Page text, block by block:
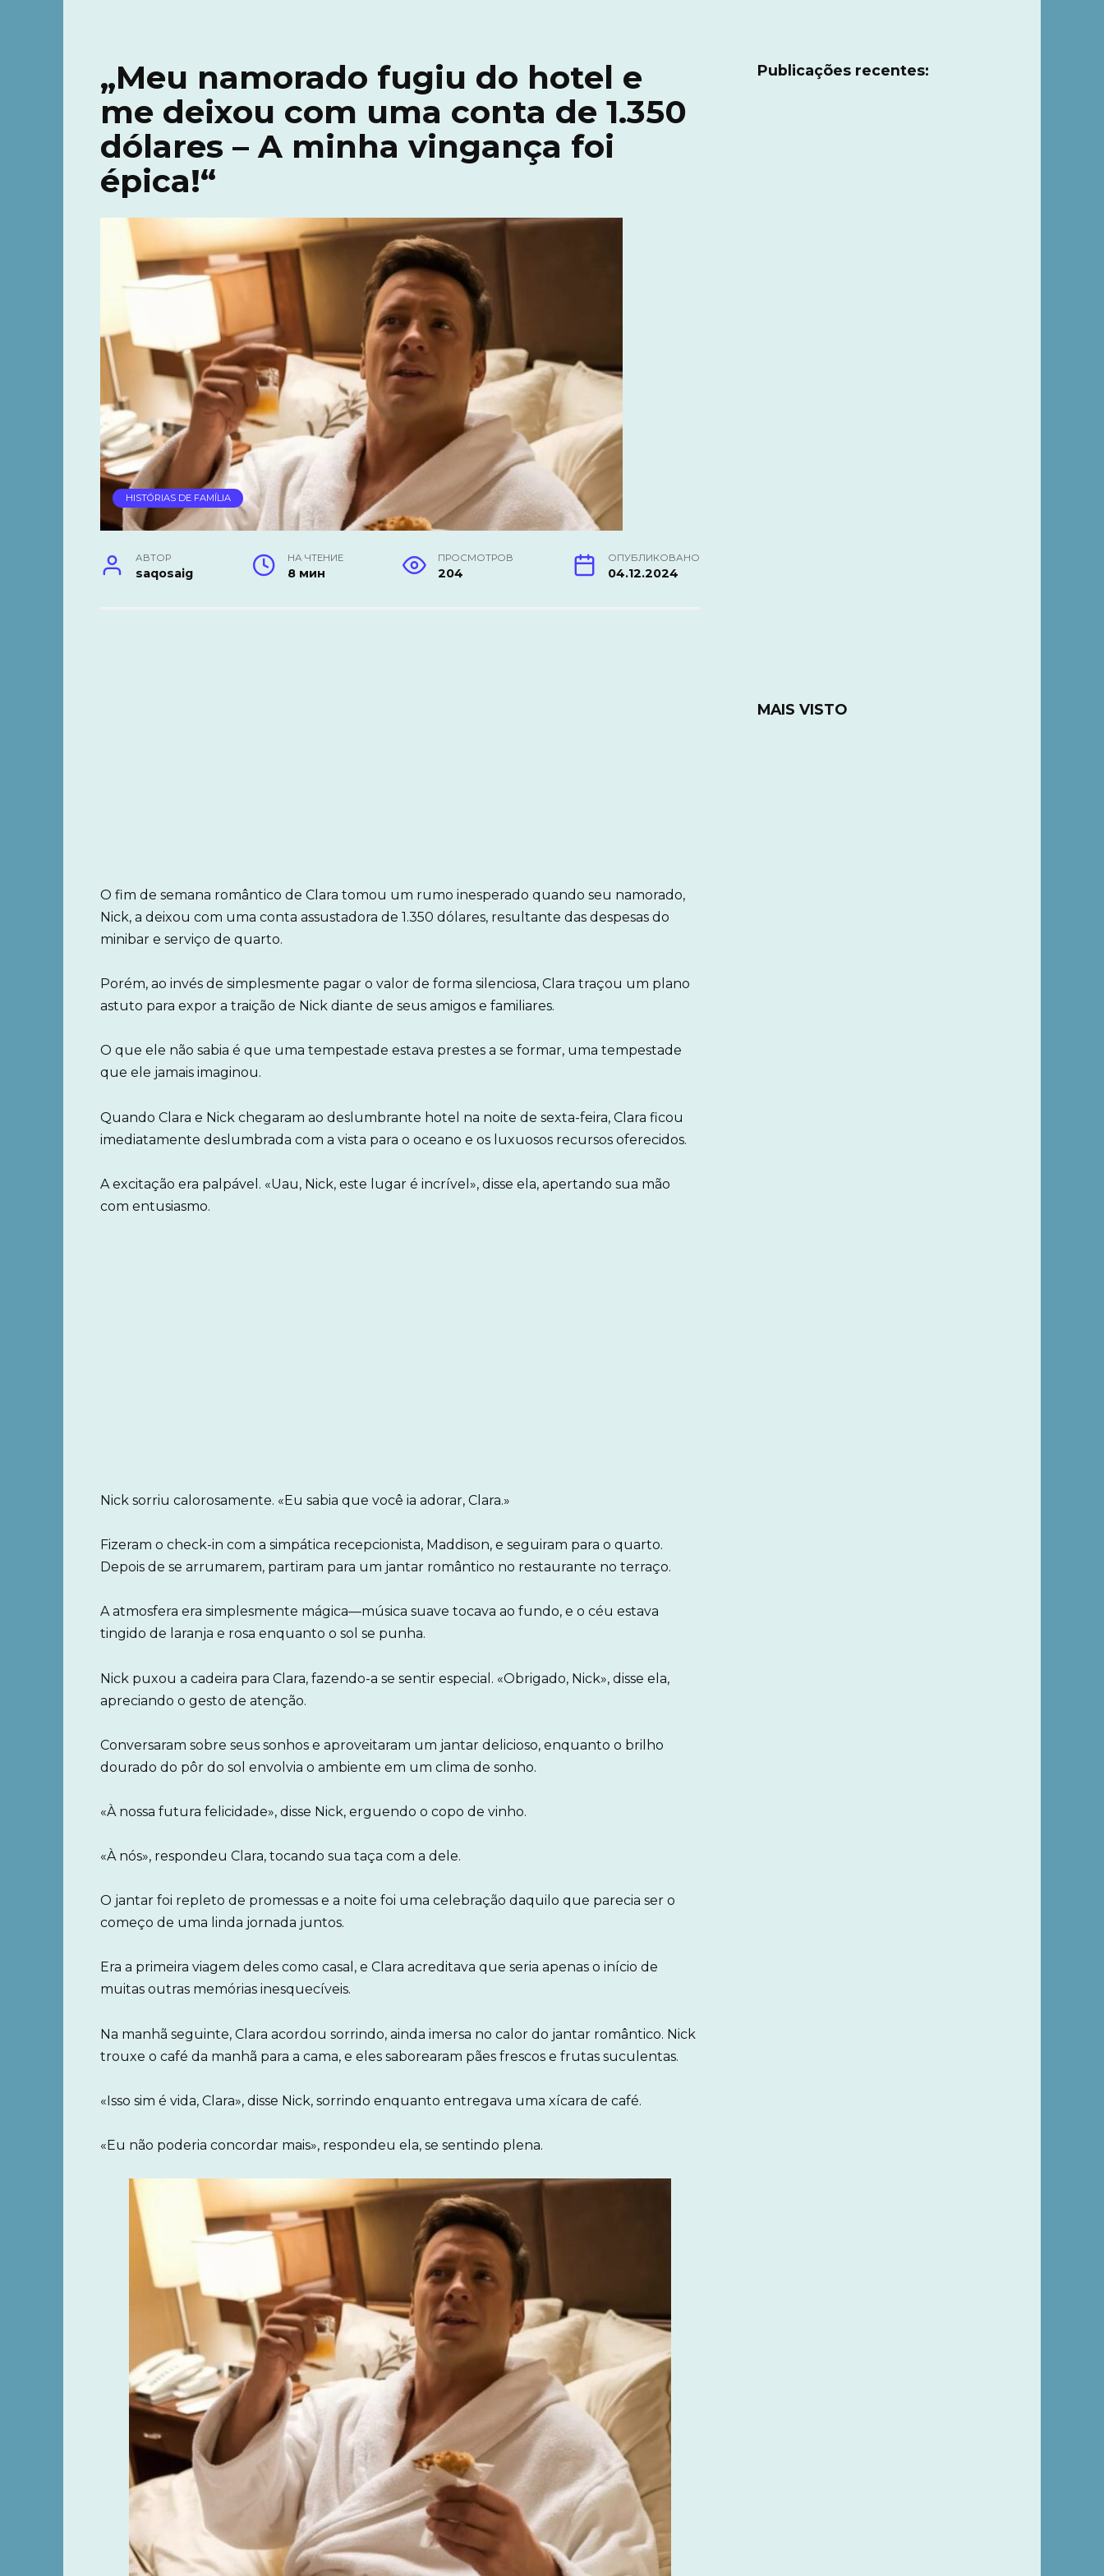
„Meu namorado fugiu do hotel e
me deixou com uma conta de 1.350
dólares – A minha vingança foi
épica!“
HISTÓRIAS DE FAMÍLIA
АВТОР
saqosaig
НА ЧТЕНИЕ
8 мин
ПРОСМОТРОВ
204
ОПУБЛИКОВАНО
04.12.2024
O fim de semana romântico de Clara tomou um rumo inesperado quando seu namorado,
Nick, a deixou com uma conta assustadora de 1.350 dólares, resultante das despesas do
minibar e serviço de quarto.
Porém, ao invés de simplesmente pagar o valor de forma silenciosa, Clara traçou um plano
astuto para expor a traição de Nick diante de seus amigos e familiares.
O que ele não sabia é que uma tempestade estava prestes a se formar, uma tempestade
que ele jamais imaginou.
Quando Clara e Nick chegaram ao deslumbrante hotel na noite de sexta-feira, Clara ficou
imediatamente deslumbrada com a vista para o oceano e os luxuosos recursos oferecidos.
A excitação era palpável. «Uau, Nick, este lugar é incrível», disse ela, apertando sua mão
com entusiasmo.
Nick sorriu calorosamente. «Eu sabia que você ia adorar, Clara.»
Fizeram o check-in com a simpática recepcionista, Maddison, e seguiram para o quarto.
Depois de se arrumarem, partiram para um jantar romântico no restaurante no terraço.
A atmosfera era simplesmente mágica—música suave tocava ao fundo, e o céu estava
tingido de laranja e rosa enquanto o sol se punha.
Nick puxou a cadeira para Clara, fazendo-a se sentir especial. «Obrigado, Nick», disse ela,
apreciando o gesto de atenção.
Conversaram sobre seus sonhos e aproveitaram um jantar delicioso, enquanto o brilho
dourado do pôr do sol envolvia o ambiente em um clima de sonho.
«À nossa futura felicidade», disse Nick, erguendo o copo de vinho.
«À nós», respondeu Clara, tocando sua taça com a dele.
O jantar foi repleto de promessas e a noite foi uma celebração daquilo que parecia ser o
começo de uma linda jornada juntos.
Era a primeira viagem deles como casal, e Clara acreditava que seria apenas o início de
muitas outras memórias inesquecíveis.
Na manhã seguinte, Clara acordou sorrindo, ainda imersa no calor do jantar romântico. Nick
trouxe o café da manhã para a cama, e eles saborearam pães frescos e frutas suculentas.
«Isso sim é vida, Clara», disse Nick, sorrindo enquanto entregava uma xícara de café.
«Eu não poderia concordar mais», respondeu ela, se sentindo plena.
Publicações recentes:
MAIS VISTO